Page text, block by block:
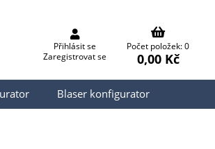
Přihlásit se
Zaregistrovat se
Počet položek: 0
0,00 Kč
Blaser konfigurator